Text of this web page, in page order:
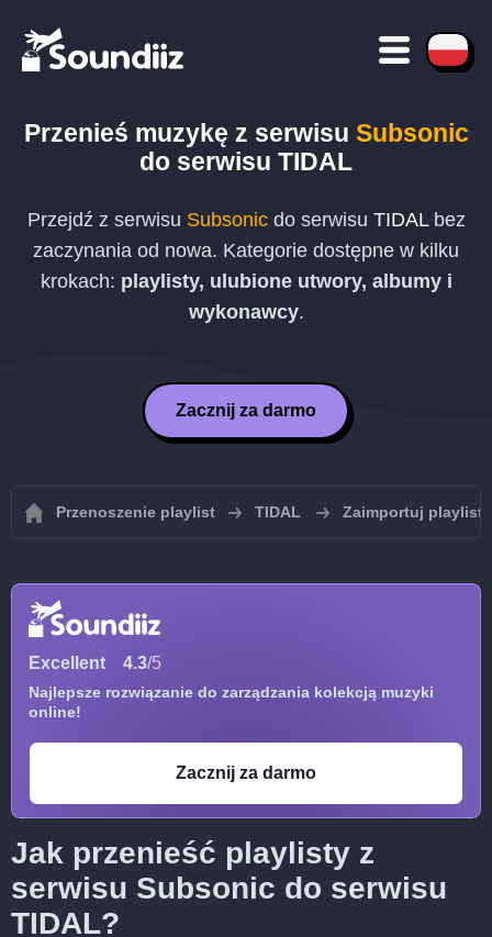
Przenieś muzykę z serwisu Subsonic
do serwisu TIDAL
Przejdź z serwisu Subsonicdo serwisu TIDALbez
zaczynania od nowa. Kategorie dostępne w kilku
krokach: playlisty, ulubione utwory, albumy i
wykonawcy.
Zacznij za darmo
Przenoszenie playlist TIDAL Zaimportuj
Excellent 4.3/5
Najlepsze rozwiązanie do zarządzania kolekcją muzyki
online!
Zacznij za darmo
Jak przenieść playlisty z
serwisu Subsonic do serwisu
TIDAL?